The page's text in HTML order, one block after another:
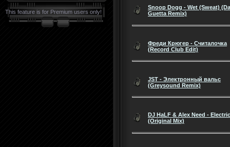
This feature is for Premium users only!
Snoop Dogg - Wet (Sweat)
Guetta Remix)
Фреди Крюгер - Считалочка
(Record Club Edit)
JST - Электронный вальс
(Greysound Remix)
DJ HaLF & Alex Need -
(Original Mix)